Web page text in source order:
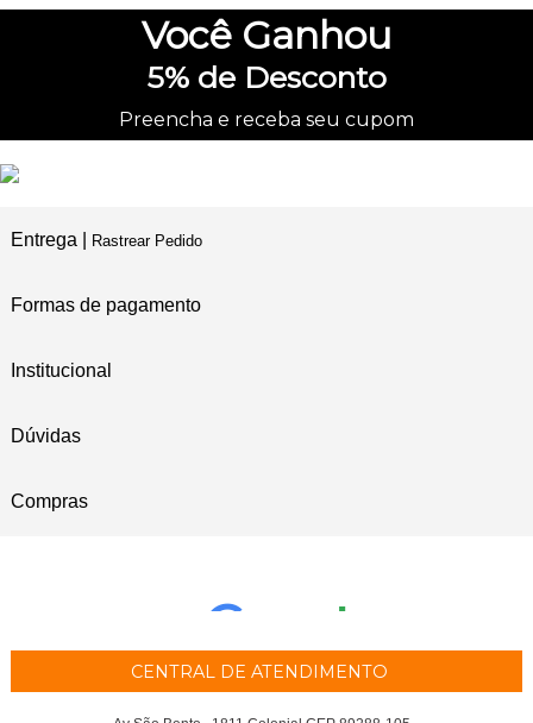
Você Ganhou
5%de Desconto
Preencha e receba seu cupom
Entrega | Rastrear Pedido
Formas de pagamento
Institucional
Dúvidas
Compras
CENTRAL DE ATENDIMENTO